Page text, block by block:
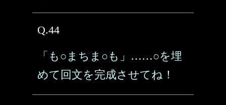
Q.44
「も○まちま○も」……○を埋
めて回文を完成させてね！